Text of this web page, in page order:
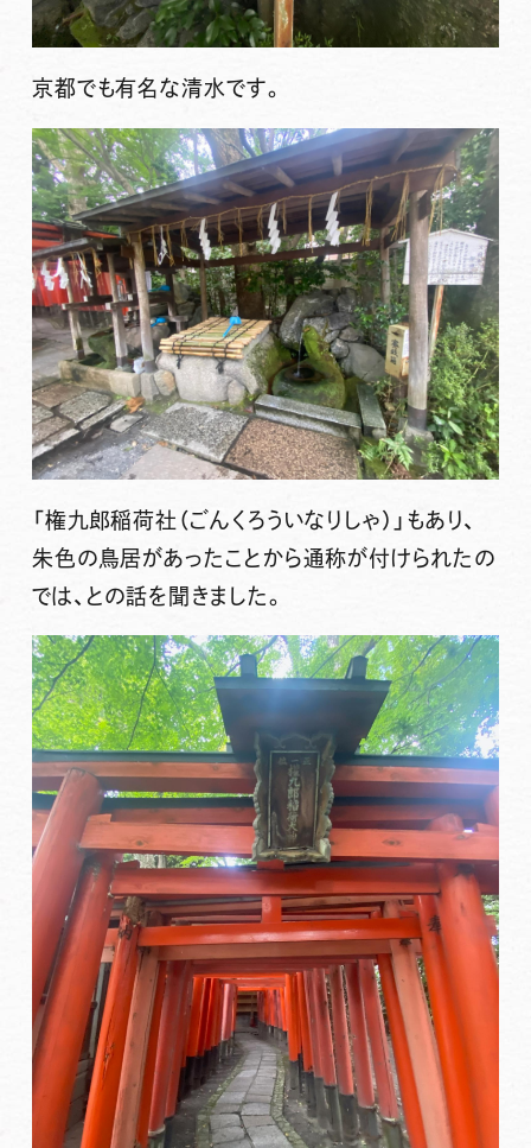
京都でも有名な清水です。
「権九郎稲荷社（ごんくろういなりしゃ）」もあり、
朱色の鳥居があったことから通称が付けられたの
では、との話を聞きました。